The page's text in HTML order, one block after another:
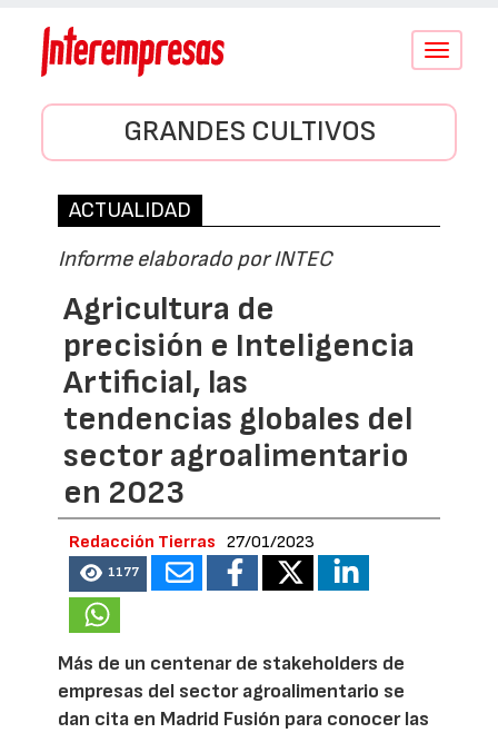
Conmutar
GRANDES CULTIVOS
ACTUALIDAD
Informe elaborado por INTEC
Agricultura de
precisión e Inteligencia
Artificial, las
tendencias globales del
sector agroalimentario
en 2023
Redacción Tierras 27/01/2023
1177
Más de un centenar de stakeholders de
empresas del sector agroalimentario se
dan cita en Madrid Fusión para conocer las